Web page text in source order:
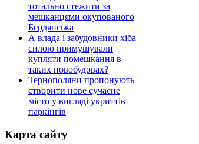
тотально стежити за
мешканцями окупованого
Бердянська
А влада і забудовники хіба
силою примушували
купляти помешкання в
таких новобудовах?
Тернополяни пропонують
створити нове сучасне
місто у вигляді укриттів-
паркінгів
Карта сайту